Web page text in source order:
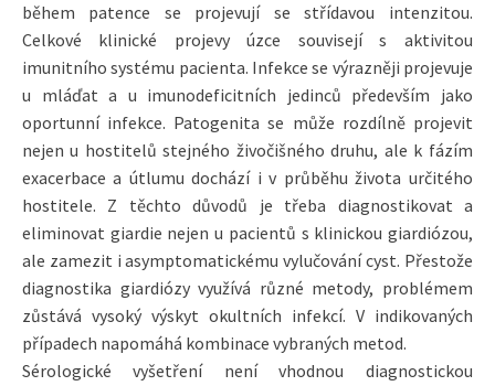
během patence se projevují se střídavou intenzitou.
Celkové klinické projevy úzce souvisejí s aktivitou
imunitního systému pacienta. Infekce se výrazněji projevuje
u mláďat a u imunodeficitních jedinců především jako
oportunní infekce. Patogenita se může rozdílně projevit
nejen u hostitelů stejného živočišného druhu, ale k fázím
exacerbace a útlumu dochází i v průběhu života určitého
hostitele. Z těchto důvodů je třeba diagnostikovat a
eliminovat giardie nejen u pacientů s klinickou giardiózou,
ale zamezit i asymptomatickému vylučování cyst. Přestože
diagnostika giardiózy využívá různé metody, problémem
zůstává vysoký výskyt okultních infekcí. V indikovaných
případech napomáhá kombinace vybraných metod.
Sérologické vyšetření není vhodnou diagnostickou